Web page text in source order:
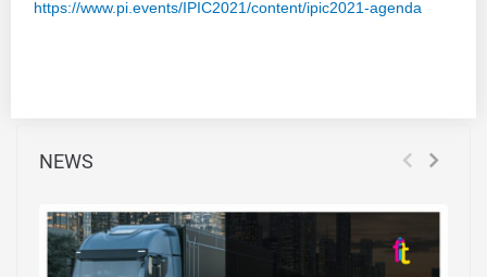
https://www.pi.events/IPIC2021/content/ipic2021-agenda
NEWS